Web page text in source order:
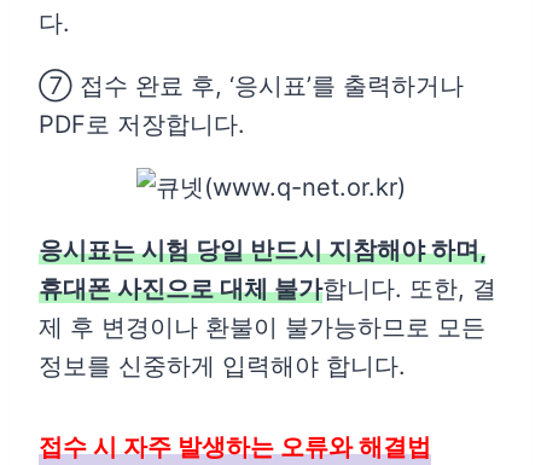
다.
⑦ 접수 완료 후, ‘응시표’를 출력하거나
PDF로 저장합니다.
응시표는 시험 당일 반드시 지참해야 하며,
휴대폰 사진으로 대체 불가합니다. 또한, 결
제 후 변경이나 환불이 불가능하므로 모든
정보를 신중하게 입력해야 합니다.
접수 시 자주 발생하는 오류와 해결법